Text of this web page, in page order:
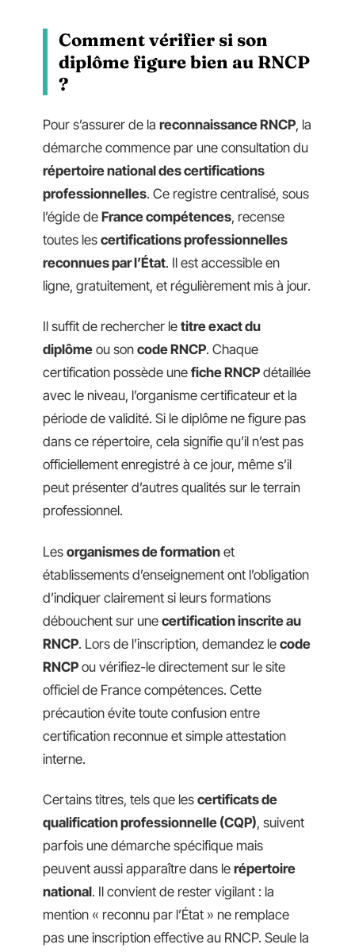
Comment vérifier si son
diplôme figure bien au RNCP
?
Pour s’assurer de la reconnaissance RNCP, la
démarche commence par une consultation du
répertoire national des certifications
professionnelles. Ce registre centralisé, sous
l’égide de France compétences, recense
toutes les certifications professionnelles
reconnues par l’État. Il est accessible en
ligne, gratuitement, et régulièrement mis à jour.
Il suffit de rechercher le titre exact du
diplôme ou son code RNCP. Chaque
certification possède une fiche RNCP détaillée
avec le niveau, l’organisme certificateur et la
période de validité. Si le diplôme ne figure pas
dans ce répertoire, cela signifie qu’il n’est pas
officiellement enregistré à ce jour, même s’il
peut présenter d’autres qualités sur le terrain
professionnel.
Les organismes de formation et
établissements d’enseignement ont l’obligation
d’indiquer clairement si leurs formations
débouchent sur une certification inscrite au
RNCP. Lors de l’inscription, demandez le code
RNCP ou vérifiez-le directement sur le site
officiel de France compétences. Cette
précaution évite toute confusion entre
certification reconnue et simple attestation
interne.
Certains titres, tels que les certificats de
qualification professionnelle (CQP), suivent
parfois une démarche spécifique mais
peuvent aussi apparaître dans le répertoire
national. Il convient de rester vigilant : la
mention « reconnu par l’État » ne remplace
pas une inscription effective au RNCP. Seule la